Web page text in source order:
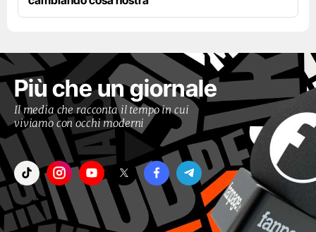
Più che un giornale
Il media che racconta il tempo in cui
viviamo con occhi moderni